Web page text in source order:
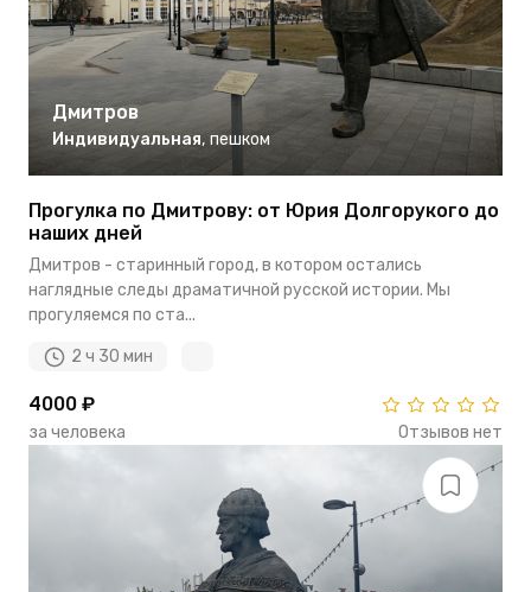
Дмитров
Индивидуальная, пешком
Прогулка по Дмитрову: от Юрия Долгорукого до
наших дней
Дмитров - старинный город, в котором остались
наглядные следы драматичной русской истории. Мы
прогуляемся по ста...
2 ч 30 мин
4000 ₽
за человека Отзывов нет